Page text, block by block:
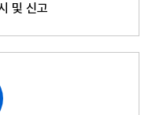
및 신고